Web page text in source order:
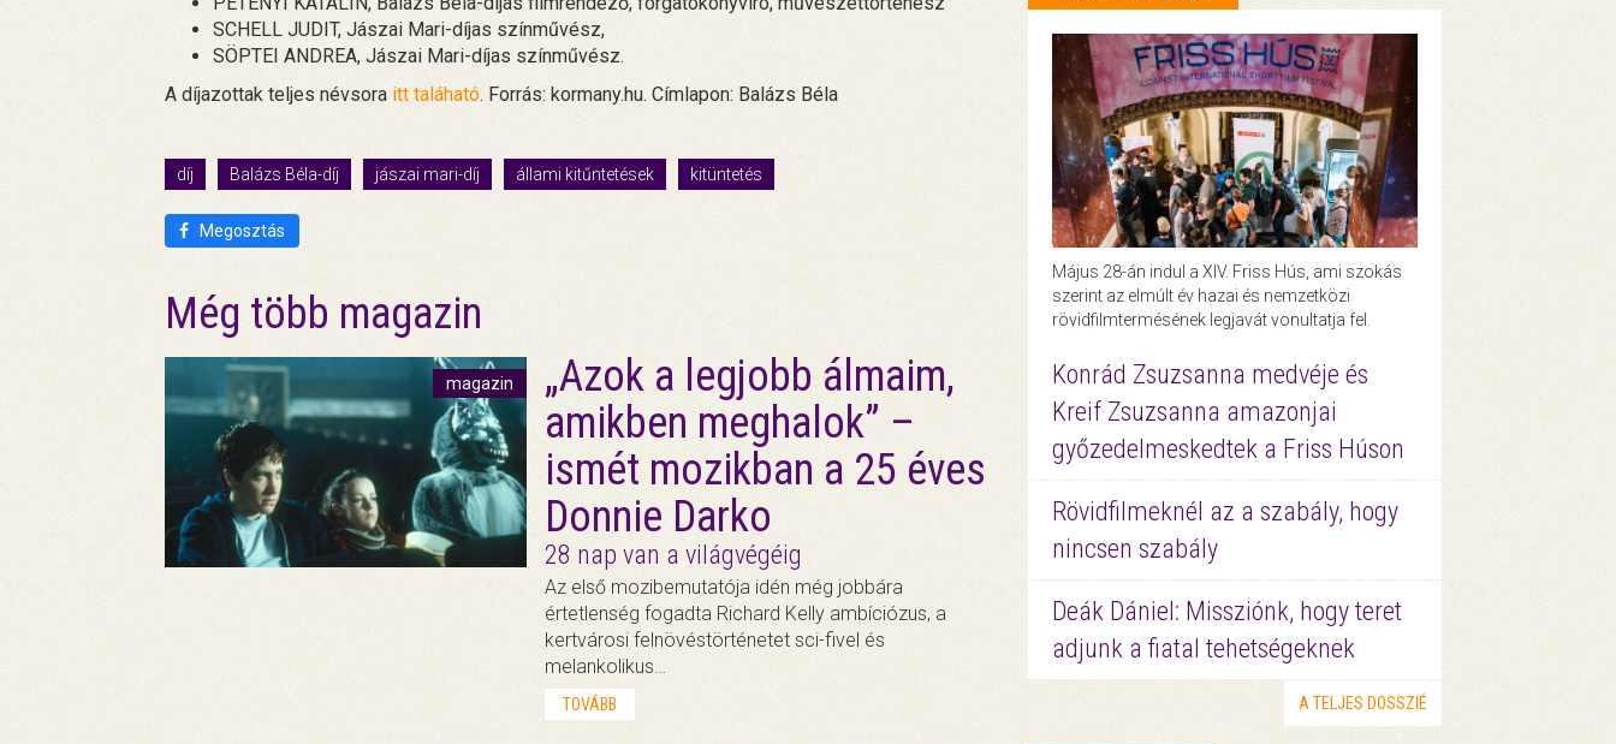
SCHELL JUDIT, Jászai Mari-díjas színművész,
SÖPTEI ANDREA, Jászai Mari-díjas színművész.
A díjazottak teljes névsora itt taláható. Forrás: kormany.hu. Címlapon: Balázs Béla
díj Balázs Béla-díj jászai mari-díj állami kitűntetések kitüntetés
Megosztás
Még több magazin
magazin
„Azok a legjobb álmaim,
amikben meghalok” –
ismét mozikban a 25 éves
Donnie Darko
28 nap van a világvégéig
Az első mozibemutatója idén még jobbára
értetlenség fogadta Richard Kelly ambíciózus, a
kertvárosi felnövéstörténetet sci-fivel és
melankolikus…
TOVÁBB
Május 28-án indul a XIV. Friss Hús, ami szokás
szerint az elmúlt év hazai és nemzetközi
rövidfilmtermésének legjavát vonultatja fel.
Konrád Zsuzsanna medvéje és
Kreif Zsuzsanna amazonjai
győzedelmeskedtek a Friss Húson
Rövidfilmeknél az a szabály, hogy
nincsen szabály
Deák Dániel: Missziónk, hogy teret
adjunk a fiatal tehetségeknek
A TELJES DOSSZIÉ